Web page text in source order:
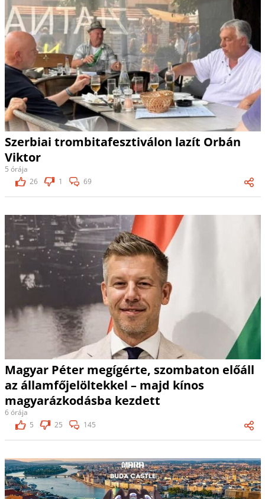
Szerbiai trombitafesztiválon lazít Orbán
Viktor
5 órája
26
1 69
Magyar Péter megígérte, szombaton előáll
az államfőjelöltekkel – majd kínos
magyarázkodásba kezdett
6 órája
5
25 145